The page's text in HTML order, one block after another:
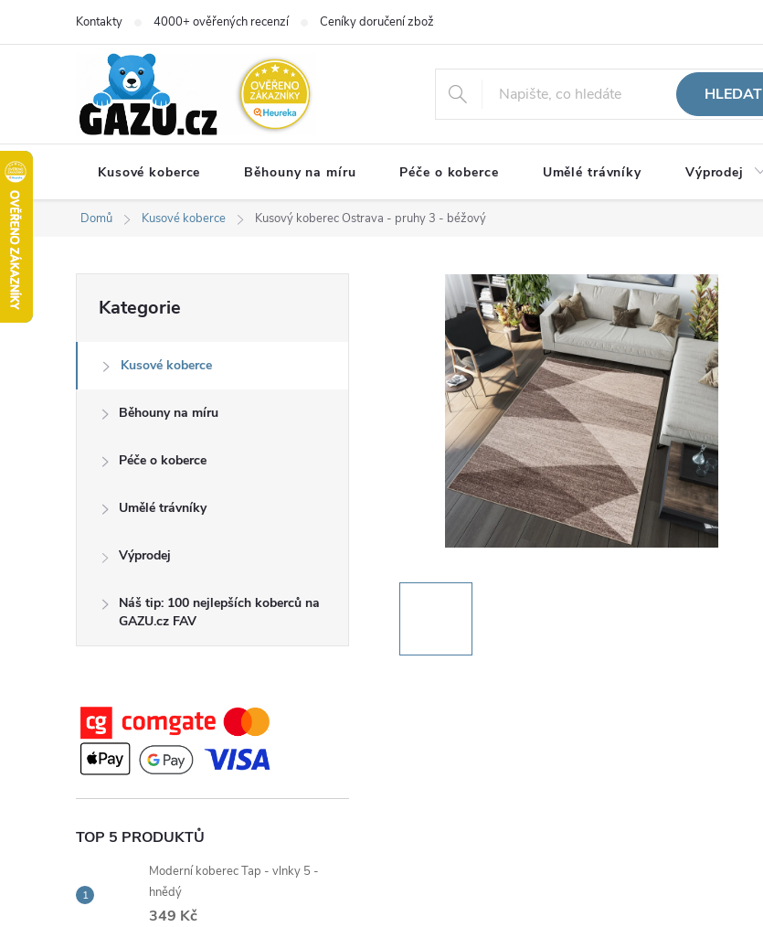
Kontakty 4000+ ověřených recenzí Ceníky doručení zboží
HLEDAT
Kusové koberce Běhouny na míru Péče o koberce Umělé trávníky Výprodej
Domů Kusové koberce Kusový koberec Ostrava - pruhy 3 - béžový
o
s
í
p
a
n
e
l
kategorie
Kategorie
Kusové koberce
Běhouny na míru
Péče o koberce
Umělé trávníky
Výprodej
Náš tip: 100 nejlepších koberců na
GAZU.cz FAV
TOP 5 PRODUKTŮ
Moderní koberec Tap - vlnky 5 -
hnědý
349 Kč